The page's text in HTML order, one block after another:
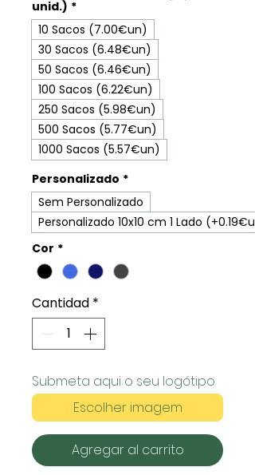
unid.) *
10 Sacos (7.00€un)
30 Sacos (6.48€un)
50 Sacos (6.46€un)
100 Sacos (6.22€un)
250 Sacos (5.98€un)
500 Sacos (5.77€un)
1000 Sacos (5.57€un)
Personalizado *
Sem Personalizado
Personalizado 10x10 cm 1 Lado
Cor *
Cantidad *
Submeta aqui o seu logótipo
Escolher imagem
Agregar al carrito